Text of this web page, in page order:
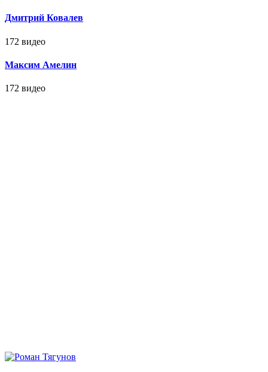
Дмитрий Ковалев
172 видео
Максим Амелин
172 видео